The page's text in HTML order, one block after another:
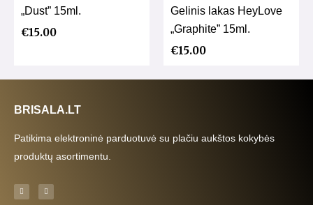
„Dust” 15ml.
€15.00
Gelinis lakas HeyLove
„Graphite” 15ml.
€15.00
BRISALA.LT
Patikima elektroninė parduotuvė su plačiu aukštos kokybės
produktų asortimentu.
F
a
c
I
n
s